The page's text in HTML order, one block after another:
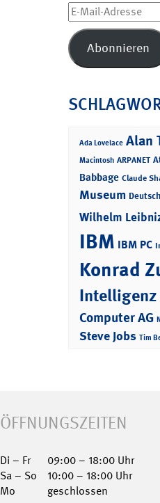
E-
Mail-
Adresse
Abonnieren
Ada Lovelace Alan
Macintosh ARPANET
Babbage Claude
Museum
Wilhelm
IBM IBM PC
Konrad
Intelligenz
Computer AG
Steve Jobs Tim
ÖFFNUNGSZEITEN
Di – Fr
09:00 – 18:00 Uhr
Sa – So
10:00 – 18:00 Uhr
Mo
geschlossen